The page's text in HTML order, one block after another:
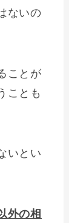
ないの
ことが
ことも
いとい
外の相